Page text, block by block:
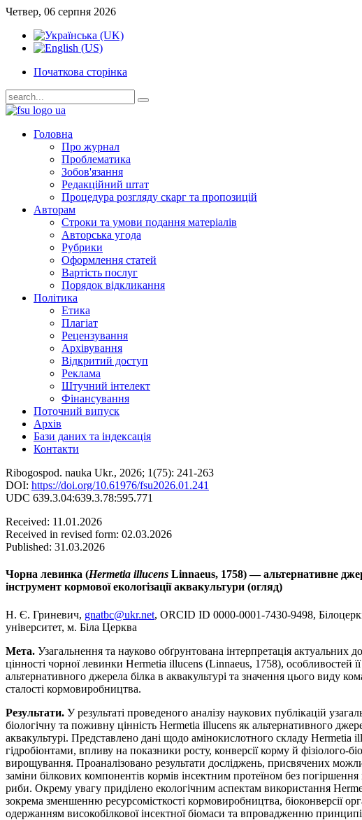
Четвер, 06 серпня 2026
Початкова сторінка
Головна
Про журнал
Проблематика
Зобов'язання
Редакційний штат
Процедура розгляду скарг та пропозицій
Авторам
Строки та умови подання матеріалів
Авторська угода
Рубрики
Оформлення статей
Вартість послуг
Порядок відкликання
Політика
Етика
Плагіат
Рецензування
Архівування
Відкритий доступ
Реклама
Штучний інтелект
Фінансування
Поточний випуск
Архів
Бази даних та індексація
Контакти
Ribogospod. nauka Ukr., 2026; 1(75): 241-263
DOI: https://doi.org/10.61976/fsu2026.01.241
UDC 639.3.04:639.3.78:595.771
Received: 11.01.2026
Received in revised form: 02.03.2026
Published: 31.03.2026
Чорна левинка (Hermetia illucens Linnaeus, 1758) — альтернативне
інструмент кормової екологізації аквакультури (огляд)
Н. Є. Гриневич, gnatbc@ukr.net, ORCID ID 0000-0001-7430-9498,
університет, м. Біла Церква
Мета. Узагальнення та науково обґрунтована інтерпретація актуальних
цінності чорної левинки Hermetia illucens (Linnaeus, 1758), особливостей
альтернативного джерела білка в аквакультурі та значення цього виду
сталості кормовиробництва.
Результати. У результаті проведеного аналізу наукових публікацій
біологічну та поживну цінність Hermetia illucens як альтернативного
аквакультурі. Представлено дані щодо амінокислотного складу Hermetia
гідробіонтами, впливу на показники росту, конверсії корму й фізіолого-
вирощування. Проаналізовано результати досліджень, присвячених
заміни білкових компонентів кормів інсектним протеїном без
риби. Окрему увагу приділено екологічним аспектам використання
зокрема зменшенню ресурсомісткості кормовиробництва, біоконверсії
одержанням високобілкової інсектної біомаси та впровадженню